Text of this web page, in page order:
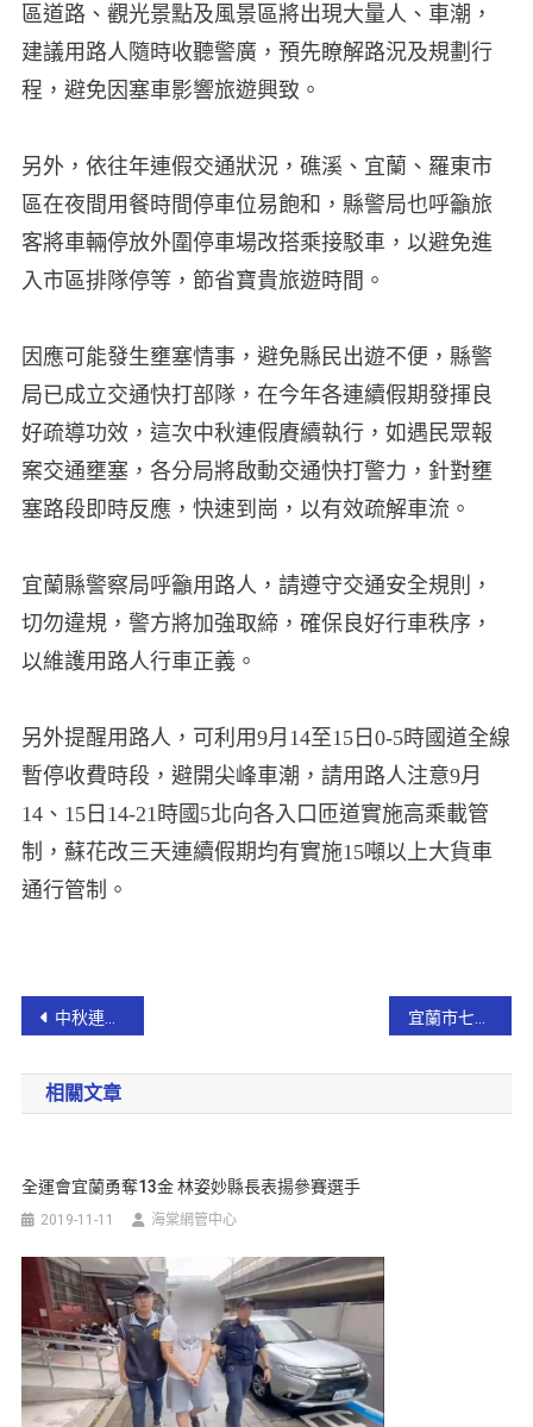
區道路、觀光景點及風景區將出現大量人、車潮，
建議用路人隨時收聽警廣，預先瞭解路況及規劃行
程，避免因塞車影響旅遊興致。
另外，依往年連假交通狀況，礁溪、宜蘭、羅東市
區在夜間用餐時間停車位易飽和，縣警局也呼籲旅
客將車輛停放外圍停車場改搭乘接駁車，以避免進
入市區排隊停等，節省寶貴旅遊時間。
因應可能發生壅塞情事，避免縣民出遊不便，縣警
局已成立交通快打部隊，在今年各連續假期發揮良
好疏導功效，這次中秋連假賡續執行，如遇民眾報
案交通壅塞，各分局將啟動交通快打警力，針對壅
塞路段即時反應，快速到崗，以有效疏解車流。
宜蘭縣警察局呼籲用路人，請遵守交通安全規則，
切勿違規，警方將加強取締，確保良好行車秩序，
以維護用路人行車正義。
另外提醒用路人，可利用9月14至15日0-5時國道全線
暫停收費時段，避開尖峰車潮，請用路人注意9月
14、15日14-21時國5北向各入口匝道實施高乘載管
制，蘇花改三天連續假期均有實施15噸以上大貨車
通行管制。
中秋連假 林姿妙縣長至陽大慰問辛苦的醫護人員
相關文章
全運會宜蘭勇奪13金 林姿妙縣長表揚參賽選手
2019-11-11 海棠網管中心